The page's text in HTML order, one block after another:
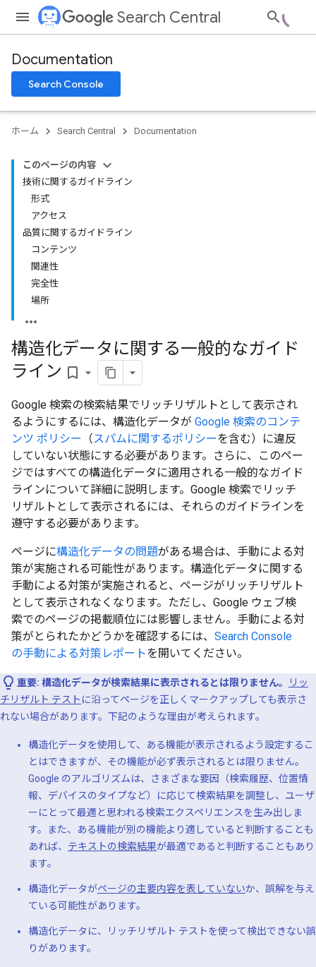
Search Central
Documentation
Search Console
ホーム Search Central Documentation
このページの内容
技術に関するガイドライン
形式
アクセス
品質に関するガイドライン
コンテンツ
関連性
完全性
場所
構造化データに関する一般的なガイド
ライン bookmark_border
Google 検索の検索結果でリッチリザルトとして表示され
るようにするには、構造化データが Google 検索のコンテ
ンツ ポリシー
（スパムに関するポリシーを含む）に違反
していない状態にする必要があります。さらに、このペー
ジではすべての構造化データに適用される一般的なガイド
ラインについて詳細に説明します。Google 検索でリッチ
リザルトとして表示されるには、それらのガイドラインを
遵守する必要があります。
ページに構造化データの問題がある場合は、手動による対
策が実施される可能性があります。構造化データに関する
手動による対策が実施されると、ページがリッチリザルト
として表示されなくなります。ただし、Google ウェブ検
索でのページの掲載順位には影響しません。手動による対
策がとられたかどうかを確認するには、 Search Console
の手動による対策レポートを開いてください。
重要: 構造化データが検索結果に表示されるとは限りません。
リッ
チリザルト テスト に沿ってページを正しくマークアップしても表示さ
れない場合があります。下記のような理由が考えられます。
構造化データを使用して、ある機能が表示されるよう設定するこ
とはできますが、その機能が必ず表示されるとは限りません。
Google のアルゴリズムは、さまざまな要因（検索履歴、位置情
報、デバイスのタイプなど）に応じて検索結果を調整し、ユーザ
ーにとって最適と思われる検索エクスペリエンスを生み出しま
す。また、ある機能が別の機能より適していると判断することも
あれば、 テキストの検索結果が最適であると判断することもあり
ます。
構造化データがページの主要内容を表していないか、誤解を与え
ている可能性があります。
構造化データに、リッチリザルト テストを使って検出できない誤
りがあります。